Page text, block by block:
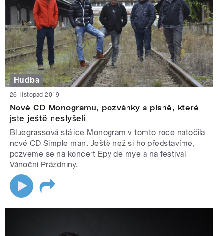
Hudba
26. listopad 2019
Nové CD Monogramu, pozvánky a písně, které
jste ještě neslyšeli
Bluegrassová stálice Monogram v tomto roce natočila
nové CD Simple man. Ještě než si ho představíme,
pozveme se na koncert Epy de mye a na festival
Vánoční Prázdniny.